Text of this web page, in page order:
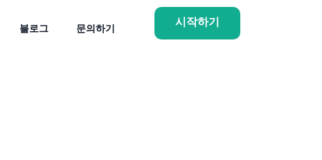
블로그 문의하기
시작하기